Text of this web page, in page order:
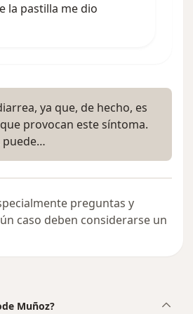
la pastilla me dio
ya que, de hecho, es
provocan este síntoma.
puede…
preguntas y
caso deben considerarse un
Muñoz?